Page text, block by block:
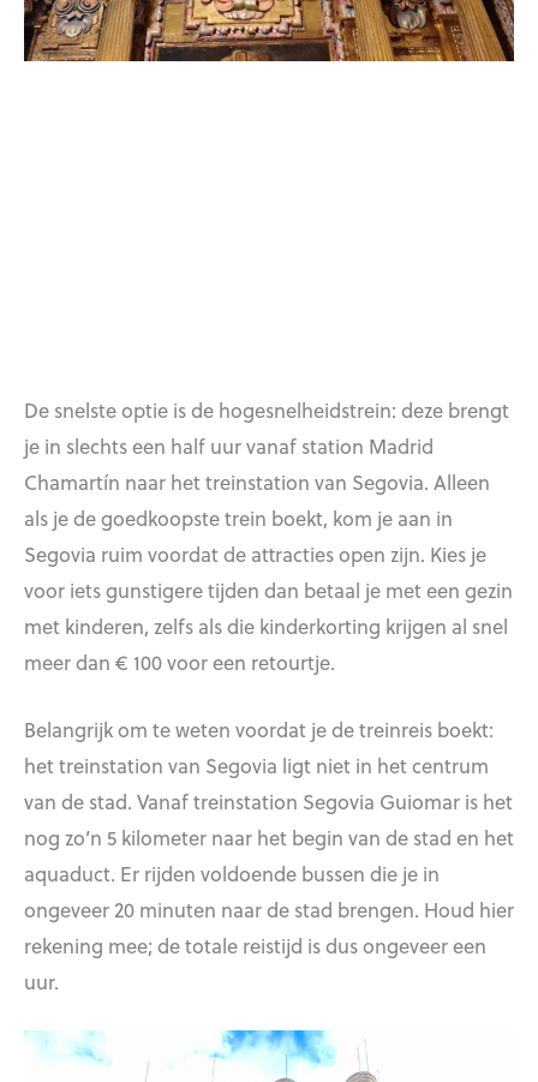
De snelste optie is de hogesnelheidstrein: deze brengt
je in slechts een half uur vanaf station Madrid
Chamartín naar het treinstation van Segovia. Alleen
als je de goedkoopste trein boekt, kom je aan in
Segovia ruim voordat de attracties open zijn. Kies je
voor iets gunstigere tijden dan betaal je met een gezin
met kinderen, zelfs als die kinderkorting krijgen al snel
meer dan € 100 voor een retourtje.
Belangrijk om te weten voordat je de treinreis boekt:
het treinstation van Segovia ligt niet in het centrum
van de stad. Vanaf treinstation Segovia Guiomar is het
nog zo’n 5 kilometer naar het begin van de stad en het
aquaduct. Er rijden voldoende bussen die je in
ongeveer 20 minuten naar de stad brengen. Houd hier
rekening mee; de totale reistijd is dus ongeveer een
uur.